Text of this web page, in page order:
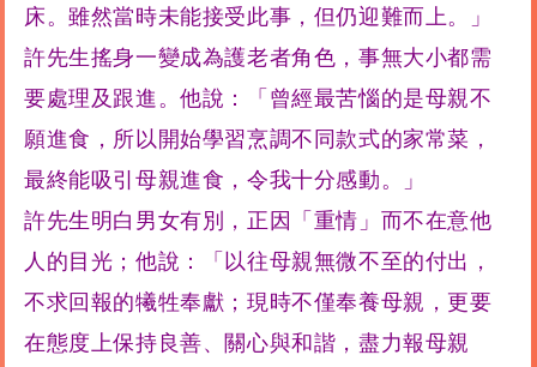
床。雖然當時未能接受此事，但仍迎難而上。」
許先生搖身一變成為護老者角色，事無大小都需
要處理及跟進。他說：「曾經最苦惱的是母親不
願進食，所以開始學習烹調不同款式的家常菜，
最終能吸引母親進食，令我十分感動。」
許先生明白男女有別，正因「重情」而不在意他
人的目光；他說：「以往母親無微不至的付出，
不求回報的犧牲奉獻；現時不僅奉養母親，更要
在態度上保持良善、關心與和諧，盡力報母親